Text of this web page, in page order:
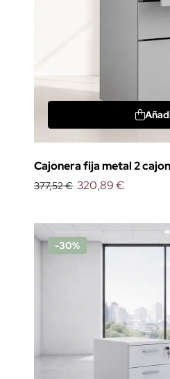
Cajonera fija metal 2
377,52 € 320,89 €
-30%